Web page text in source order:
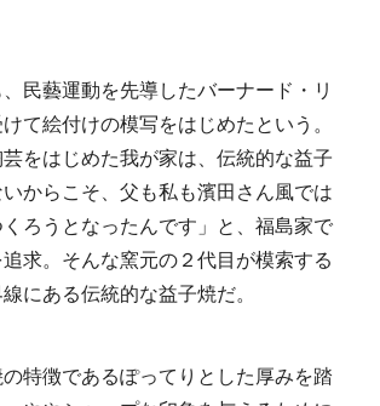
民藝運動を先導したバーナード・リ
て絵付けの模写をはじめたという。
芸をはじめた我が家は、伝統的な益子
からこそ、父も私も濱田さん風では
ろうとなったんです」と、福島家で
求。そんな窯元の２代目が模索する
にある伝統的な益子焼だ。
特徴であるぽってりとした厚みを踏